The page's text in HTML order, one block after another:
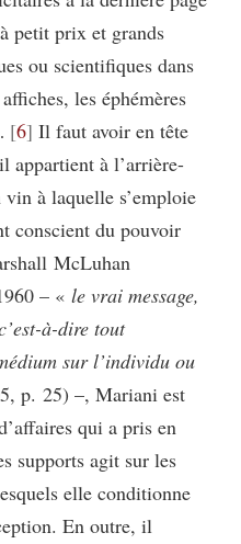
petit prix et grands
ou scientifiques dans
les éphémères
6 Il faut avoir en tête
appartient à l’arrière-
à laquelle s’emploie
conscient du pouvoir
McLuhan
– « le vrai message,
à-dire tout
sur l’individu ou
p. 25) –, Mariani est
qui a pris en
supports agit sur les
elle conditionne
En outre, il